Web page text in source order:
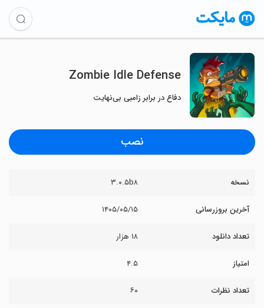
Zombie Idle Defense
دفاع در برابر زامبی بی‌نهایت
نصب
نسخه ۳.۰.۵b۸
آخرین بروزرسانی ۱۴۰۵/۰۵/۱۵
تعداد دانلود ۱۸ هزار
امتیاز ۴.۵
تعداد نظرات ۶۰